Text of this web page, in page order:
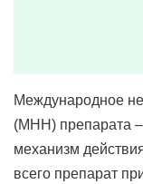
Международное
(МНН) препарата –
механизм
всего препарат